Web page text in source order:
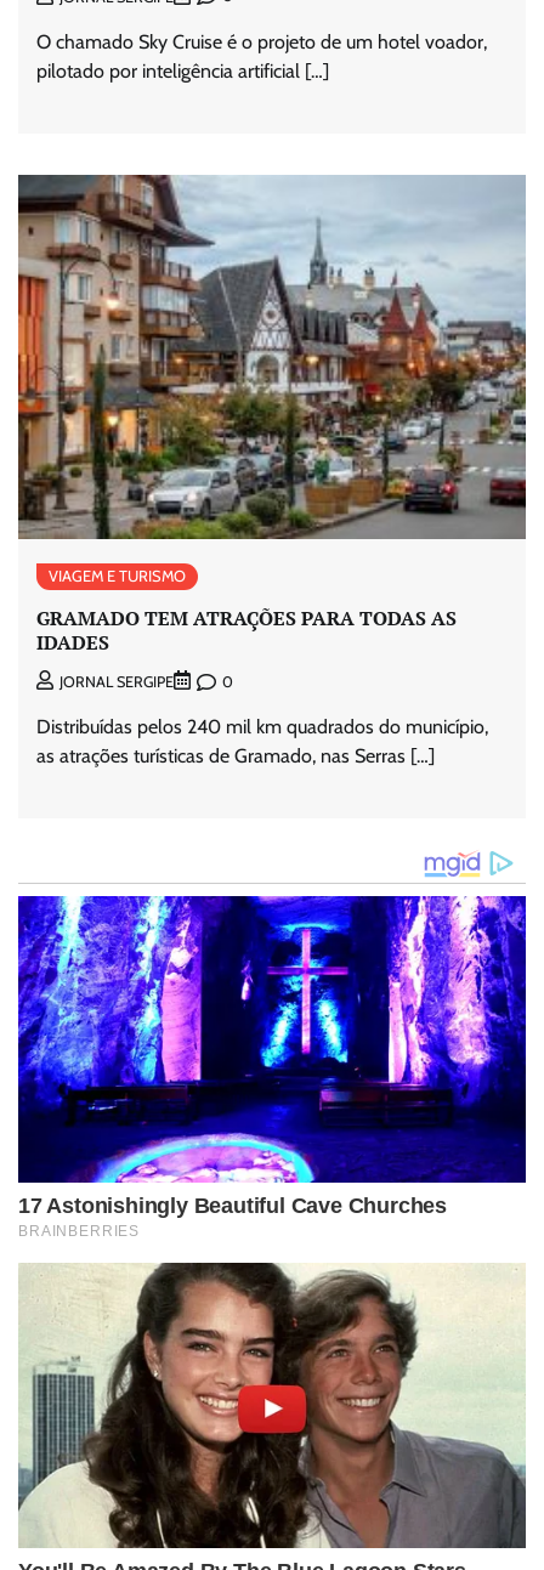
O chamado Sky Cruise é o projeto de um hotel voador,
pilotado por inteligência artificial […]
VIAGEM E TURISMO
GRAMADO TEM ATRAÇÕES PARA TODAS AS
IDADES
JORNAL SERGIPE 0
Distribuídas pelos 240 mil km quadrados do município,
as atrações turísticas de Gramado, nas Serras […]